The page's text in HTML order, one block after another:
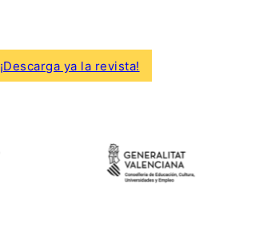
¡Descarga ya la revista!